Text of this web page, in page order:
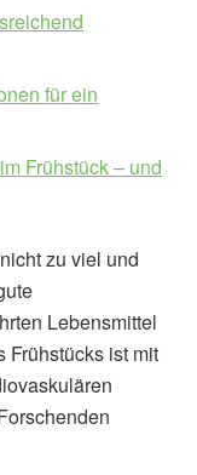
für ein
Frühstück – und
zu viel und
Lebensmittel
Frühstücks ist mit